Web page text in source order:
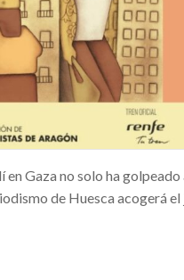
en Gaza no solo ha
de Huesca acogerá el